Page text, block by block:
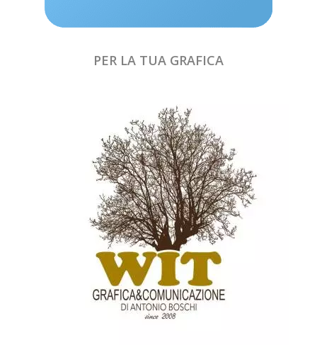
PER LA TUA GRAFICA